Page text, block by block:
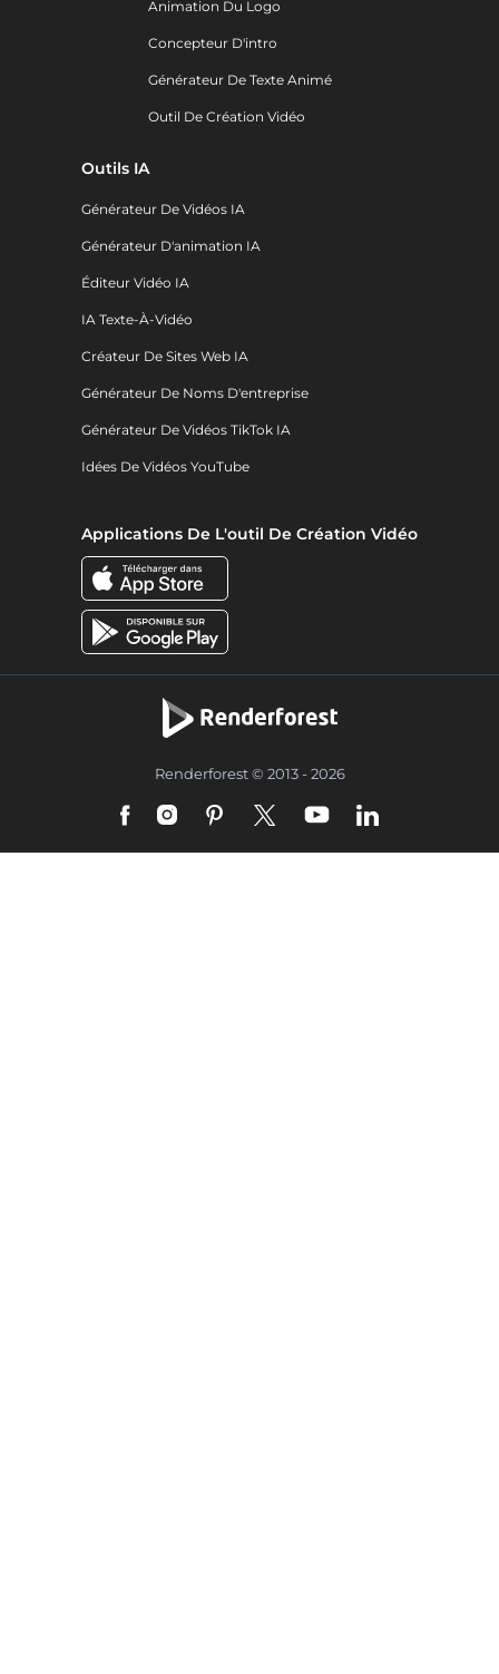
Animation Du Logo
Concepteur D'intro
Générateur De Texte Animé
Outil De Création Vidéo
Outils IA
Générateur De Vidéos IA
Générateur D'animation IA
Éditeur Vidéo IA
IA Texte-À-Vidéo
Créateur De Sites Web IA
Générateur De Noms D'entreprise
Générateur De Vidéos TikTok IA
Idées De Vidéos YouTube
Applications De L'outil De Création Vidéo
Renderforest © 2013 - 2026